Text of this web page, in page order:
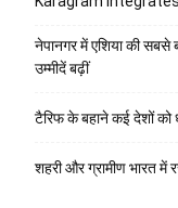
नेपानगर में एशिया की
उम्मीदें बढ़ीं
टैरिफ के बहाने कई देशों को
शहरी और ग्रामीण भारत में